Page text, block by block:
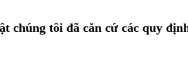
chúng tôi đã căn cứ các quy